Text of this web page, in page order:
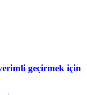
geçirmek için